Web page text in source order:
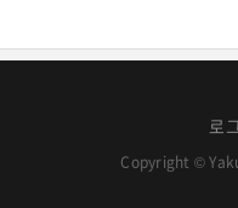
로
Copyright ©